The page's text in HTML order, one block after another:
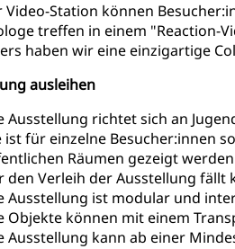
Video-Station können
treffen in einem "Reaction-
haben wir eine einzigartige
ausleihen
Ausstellung richtet sich an
ist für einzelne Besucher:innen
Räumen gezeigt
den Verleih der Ausstellung
Ausstellung ist modular und
Objekte können mit einem
Ausstellung kann ab einer